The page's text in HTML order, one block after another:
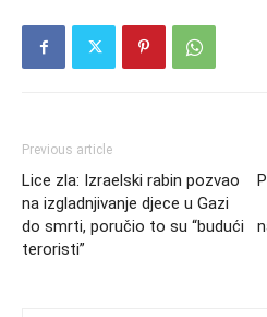
Previous article
Lice zla: Izraelski rabin pozvao
na izgladnjivanje djece u Gazi
do smrti, poručio to su “budući
teroristi”